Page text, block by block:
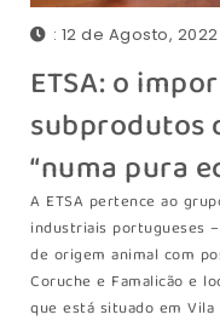
: 12 de Agosto, 2022
ETSA: o
subprodutos
“numa pura
A ETSA pertence ao
industriais portugueses
de origem animal com
Coruche e Famalicão e
que está situado em Vila